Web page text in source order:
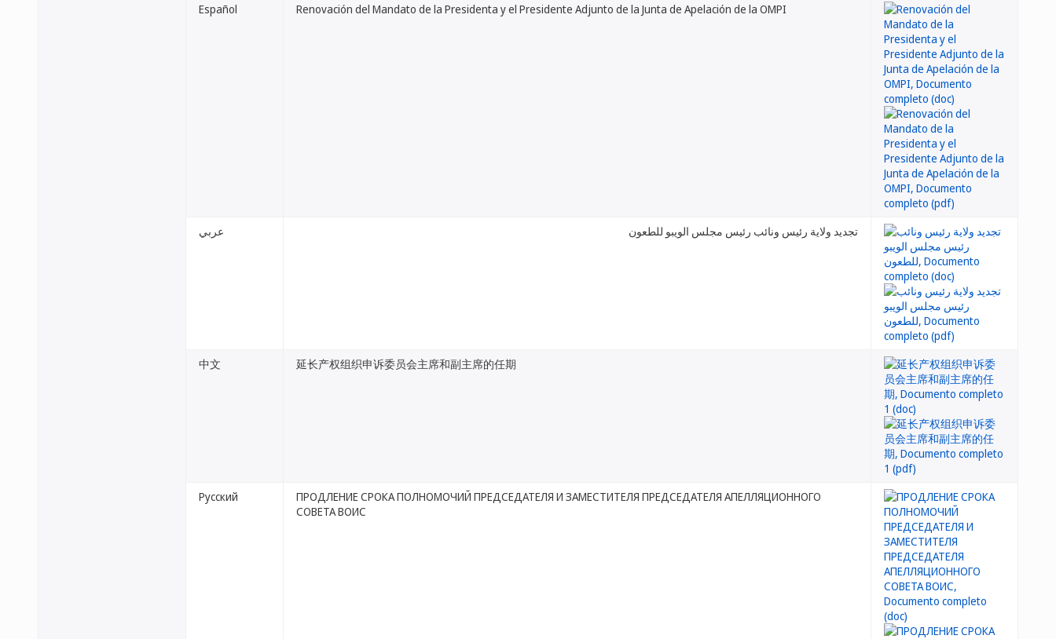
Español Renovación del Mandato de la Presidenta y el Presidente Adjunto de la Junta de Apelación de la OMPI
عربي تجديد ولاية رئيس ونائب رئيس مجلس الويبو للطعون
中文 延长产权组织申诉委员会主席和副主席的任期
Русский
ПРОДЛЕНИЕ СРОКА ПОЛНОМОЧИЙ ПРЕДСЕДАТЕЛЯ И ЗАМЕСТИТЕЛЯ ПРЕДСЕДАТЕЛЯ АПЕЛЛЯЦИОННОГО
СОВЕТА ВОИС